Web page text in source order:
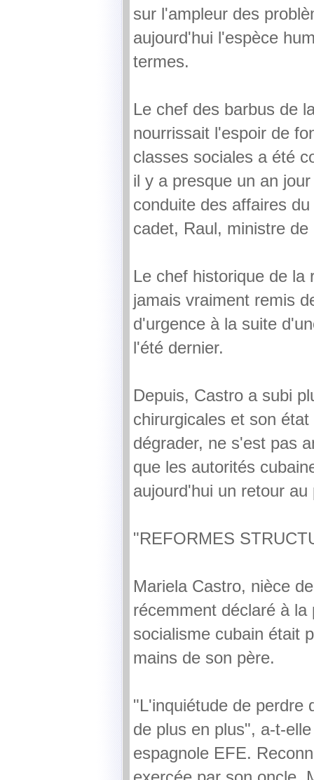
sur l'ampleur des
aujourd'hui l'espèce
termes.
Le chef des barbus de
nourrissait l'espoir de
classes sociales a été
il y a presque un an
conduite des affaires
cadet, Raul, ministre
Le chef historique de la
jamais vraiment remis
d'urgence à la suite
l'été dernier.
Depuis, Castro a subi
chirurgicales et son
dégrader, ne s'est pas
que les autorités
aujourd'hui un retour
"REFORMES
Mariela Castro, nièce
récemment déclaré à
socialisme cubain était
mains de son père.
"L'inquiétude de perdre
de plus en plus", a-t-
espagnole EFE.